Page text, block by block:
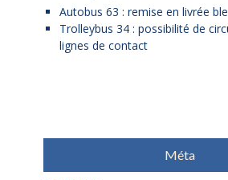
Autobus 63 : remise en livrée
Trolleybus 34 : possibilité de
lignes de contact
Méta